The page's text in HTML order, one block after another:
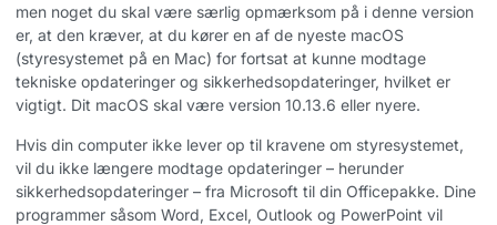
men noget du skal være særlig opmærksom på i denne version
er, at den kræver, at du kører en af de nyeste macOS
(styresystemet på en Mac) for fortsat at kunne modtage
tekniske opdateringer og sikkerhedsopdateringer, hvilket er
vigtigt. Dit macOS skal være version 10.13.6 eller nyere.
Hvis din computer ikke lever op til kravene om styresystemet,
vil du ikke længere modtage opdateringer – herunder
sikkerhedsopdateringer – fra Microsoft til din Officepakke. Dine
programmer såsom Word, Excel, Outlook og PowerPoint vil